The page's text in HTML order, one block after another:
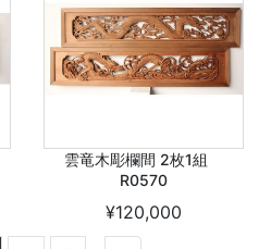
雲竜木彫欄間 2枚1組
R0570
¥120,000